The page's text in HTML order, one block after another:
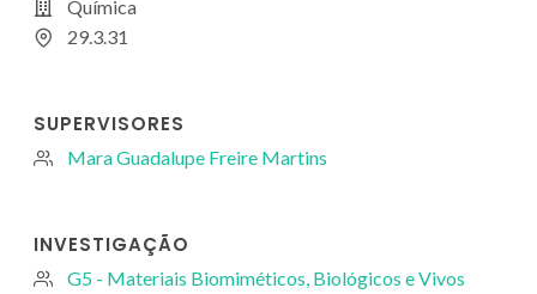
Química
29.3.31
SUPERVISORES
Mara Guadalupe Freire Martins
INVESTIGAÇÃO
G5 - Materiais Biomiméticos, Biológicos e Vivos